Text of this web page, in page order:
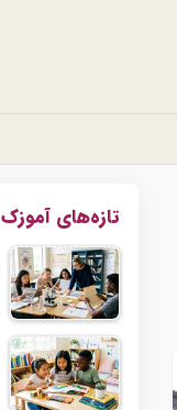
تازه‌های آموزک